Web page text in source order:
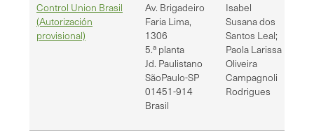
Control Union Brasil
(Autorización
provisional)
Av. Brigadeiro
Faria Lima,
1306
5.ª planta
Jd. Paulistano
SãoPaulo-SP
01451-914
Brasil
Isabel
Susana dos
Santos Leal;
Paola Larissa
Oliveira
Campagnoli
Rodrigues